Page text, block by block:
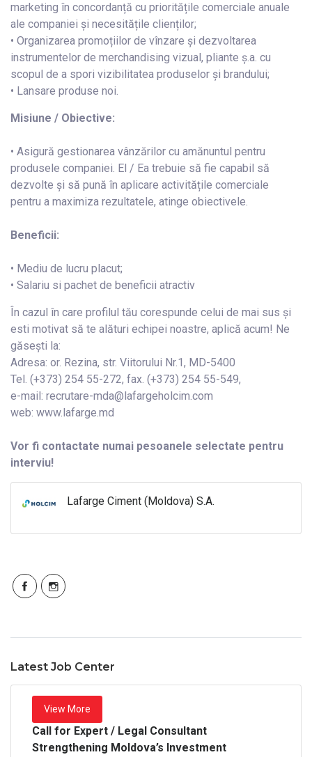
marketing în concordanță cu prioritățile comerciale anuale
ale companiei și necesitățile clienților;
• Organizarea promoțiilor de vînzare și dezvoltarea
instrumentelor de merchandising vizual, pliante ș.a. cu
scopul de a spori vizibilitatea produselor și brandului;
• Lansare produse noi.
Misiune / Obiective:
• Asigură gestionarea vânzărilor cu amănuntul pentru
produsele companiei. El / Ea trebuie să fie capabil să
dezvolte și să pună în aplicare activitățile comerciale
pentru a maximiza rezultatele, atinge obiectivele.
Beneficii:
• Mediu de lucru placut;
• Salariu si pachet de beneficii atractiv
În cazul în care profilul tău corespunde celui de mai sus și
esti motivat să te alături echipei noastre, aplică acum! Ne
găsești la:
Adresa: or. Rezina, str. Viitorului Nr.1, MD-5400
Tel. (+373) 254 55-272, fax. (+373) 254 55-549,
e-mail: recrutare-mda@lafargeholcim.com
web: www.lafarge.md
Vor fi contactate numai pesoanele selectate pentru
interviu!
Lafarge Ciment (Moldova) S.A.
Latest Job Center
View More
Call for Expert / Legal Consultant
Strengthening Moldova’s Investment